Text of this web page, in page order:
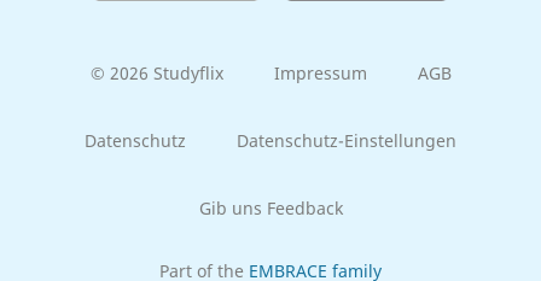
© 2026 Studyflix Impressum AGB
Datenschutz Datenschutz-Einstellungen
Gib uns Feedback
Part of the EMBRACE family